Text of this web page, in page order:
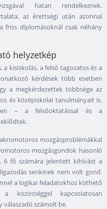
hatan rendelkeznek.
az érettségi után azonnal
diplomásoknál csak néhány
helyzetkép
kisiskolás, a felső tagozatos és a
kérdések több esetben
a megkérdezettek többsége az
és középiskolai tanulmányait is.
– a felsőoktatással és a
mozgásproblémákkal
mozgásgondok hasonló
fő számára jelentett kihívást a
senkinek nem volt gond.
a logikai feladatokhoz köthető
közösséggel kapcsolatosan
válaszadó számolt be.